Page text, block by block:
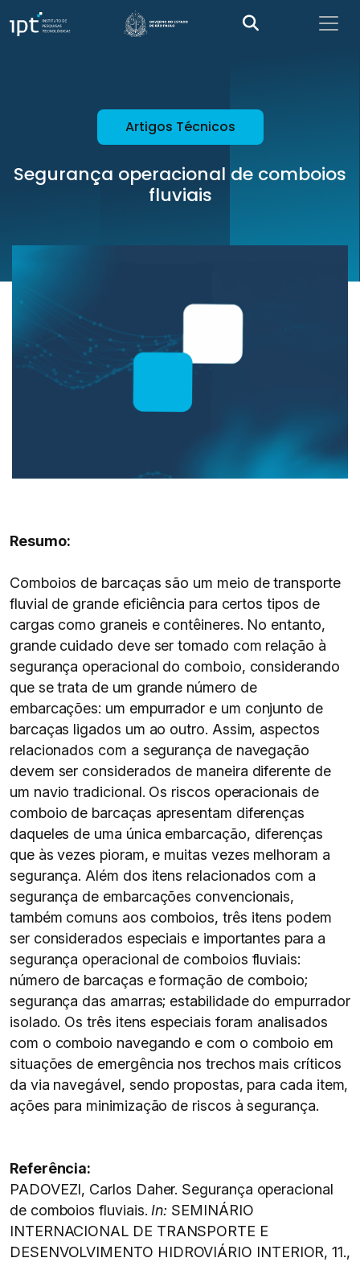
Artigos Técnicos
Segurança operacional de comboios
fluviais
Resumo:
Comboios de barcaças são um meio de transporte
fluvial de grande eficiência para certos tipos de
cargas como graneis e contêineres. No entanto,
grande cuidado deve ser tomado com relação à
segurança operacional do comboio, considerando
que se trata de um grande número de
embarcações: um empurrador e um conjunto de
barcaças ligados um ao outro. Assim, aspectos
relacionados com a segurança de navegação
devem ser considerados de maneira diferente de
um navio tradicional. Os riscos operacionais de
comboio de barcaças apresentam diferenças
daqueles de uma única embarcação, diferenças
que às vezes pioram, e muitas vezes melhoram a
segurança. Além dos itens relacionados com a
segurança de embarcações convencionais,
também comuns aos comboios, três itens podem
ser considerados especiais e importantes para a
segurança operacional de comboios fluviais:
número de barcaças e formação de comboio;
segurança das amarras; estabilidade do empurrador
isolado. Os três itens especiais foram analisados
com o comboio navegando e com o comboio em
situações de emergência nos trechos mais críticos
da via navegável, sendo propostas, para cada item,
ações para minimização de riscos à segurança.
Referência:
PADOVEZI, Carlos Daher. Segurança operacional
de comboios fluviais. In: SEMINÁRIO
INTERNACIONAL DE TRANSPORTE E
DESENVOLVIMENTO HIDROVIÁRIO INTERIOR, 11.,